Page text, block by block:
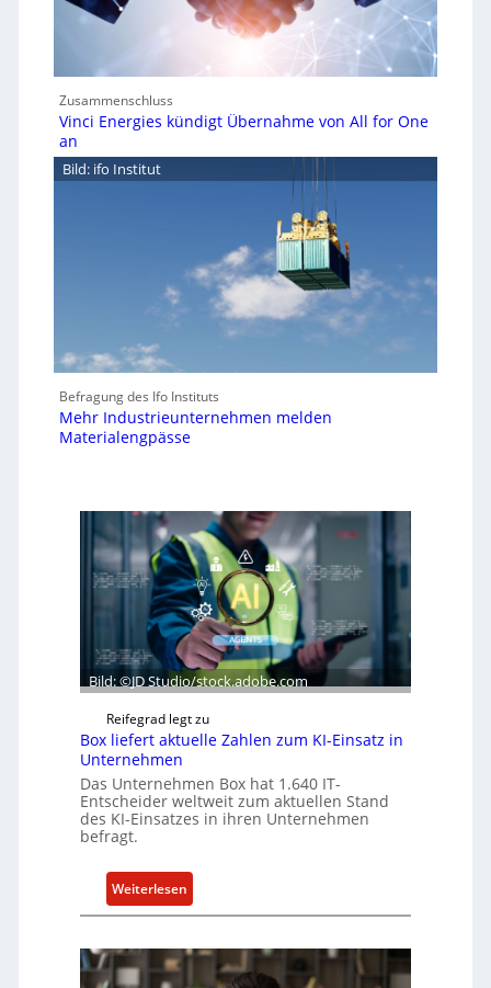
Zusammenschluss
Vinci Energies kündigt Übernahme von All for One
an
Bild: ifo Institut
Befragung des Ifo Instituts
Mehr Industrieunternehmen melden
Materialengpässe
Bild: ©JD Studio/stock.adobe.com
Reifegrad legt zu
Box liefert aktuelle Zahlen zum KI-Einsatz in
Unternehmen
Das Unternehmen Box hat 1.640 IT-
Entscheider weltweit zum aktuellen Stand
des KI-Einsatzes in ihren Unternehmen
befragt.
Weiterlesen:
B
x